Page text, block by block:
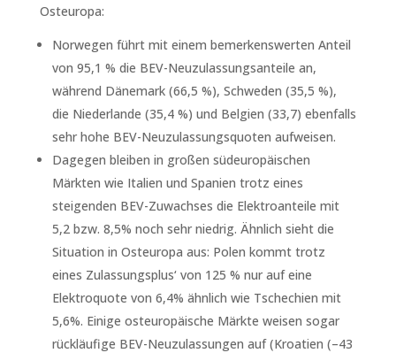
Osteuropa:
Norwegen führt mit einem bemerkenswerten Anteil
von 95,1 % die BEV-Neuzulassungsanteile an,
während Dänemark (66,5 %), Schweden (35,5 %),
die Niederlande (35,4 %) und Belgien (33,7) ebenfalls
sehr hohe BEV-Neuzulassungsquoten aufweisen.
Dagegen bleiben in großen südeuropäischen
Märkten wie Italien und Spanien trotz eines
steigenden BEV-Zuwachses die Elektroanteile mit
5,2 bzw. 8,5% noch sehr niedrig. Ähnlich sieht die
Situation in Osteuropa aus: Polen kommt trotz
eines Zulassungsplus‘ von 125 % nur auf eine
Elektroquote von 6,4% ähnlich wie Tschechien mit
5,6%. Einige osteuropäische Märkte weisen sogar
rückläufige BEV-Neuzulassungen auf (Kroatien (–43